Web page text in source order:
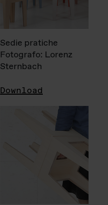
Sedie pratiche
Fotografo: Lorenz
Sternbach
Download